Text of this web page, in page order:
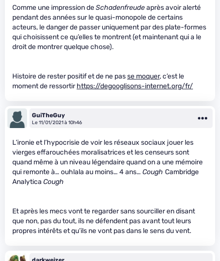
Comme une impression deSchadenfreudeaprès avoir alerté
pendant des années sur le quasi-monopole de certains
acteurs, le danger de passer uniquement par des plate-formes
qui choisissent ce qu’elles te montrent (et maintenant qui a le
droit de montrer quelque chose).
Histoire de rester positif et de ne passe moquer, c’est le
moment de ressortirhttps://degooglisons-internet.org/fr/
GuiTheGuy
Le 11/01/2021 à 10h46
L’ironie et l’hypocrisie de voir les réseaux sociaux jouer les
vierges effarouchées moralisatrices et les censeurs sont
quand même à un niveau légendaire quand on a une mémoire
qui remonte à… ouhlala au moins… 4 ans… Cough Cambridge
Analytica Cough
Et après les mecs vont te regarder sans sourciller en disant
que non, pas du tout, ils ne défendent pas avant tout leurs
propres intérêts et qu’ils ne vont pas dans le sens du vent.